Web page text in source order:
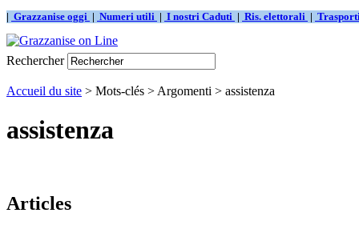
| Grazzanise oggi | Numeri utili | I nostri Caduti | Ris. elettorali |
Rechercher
Accueil du site > Mots-clés > Argomenti > assistenza
assistenza
Articles